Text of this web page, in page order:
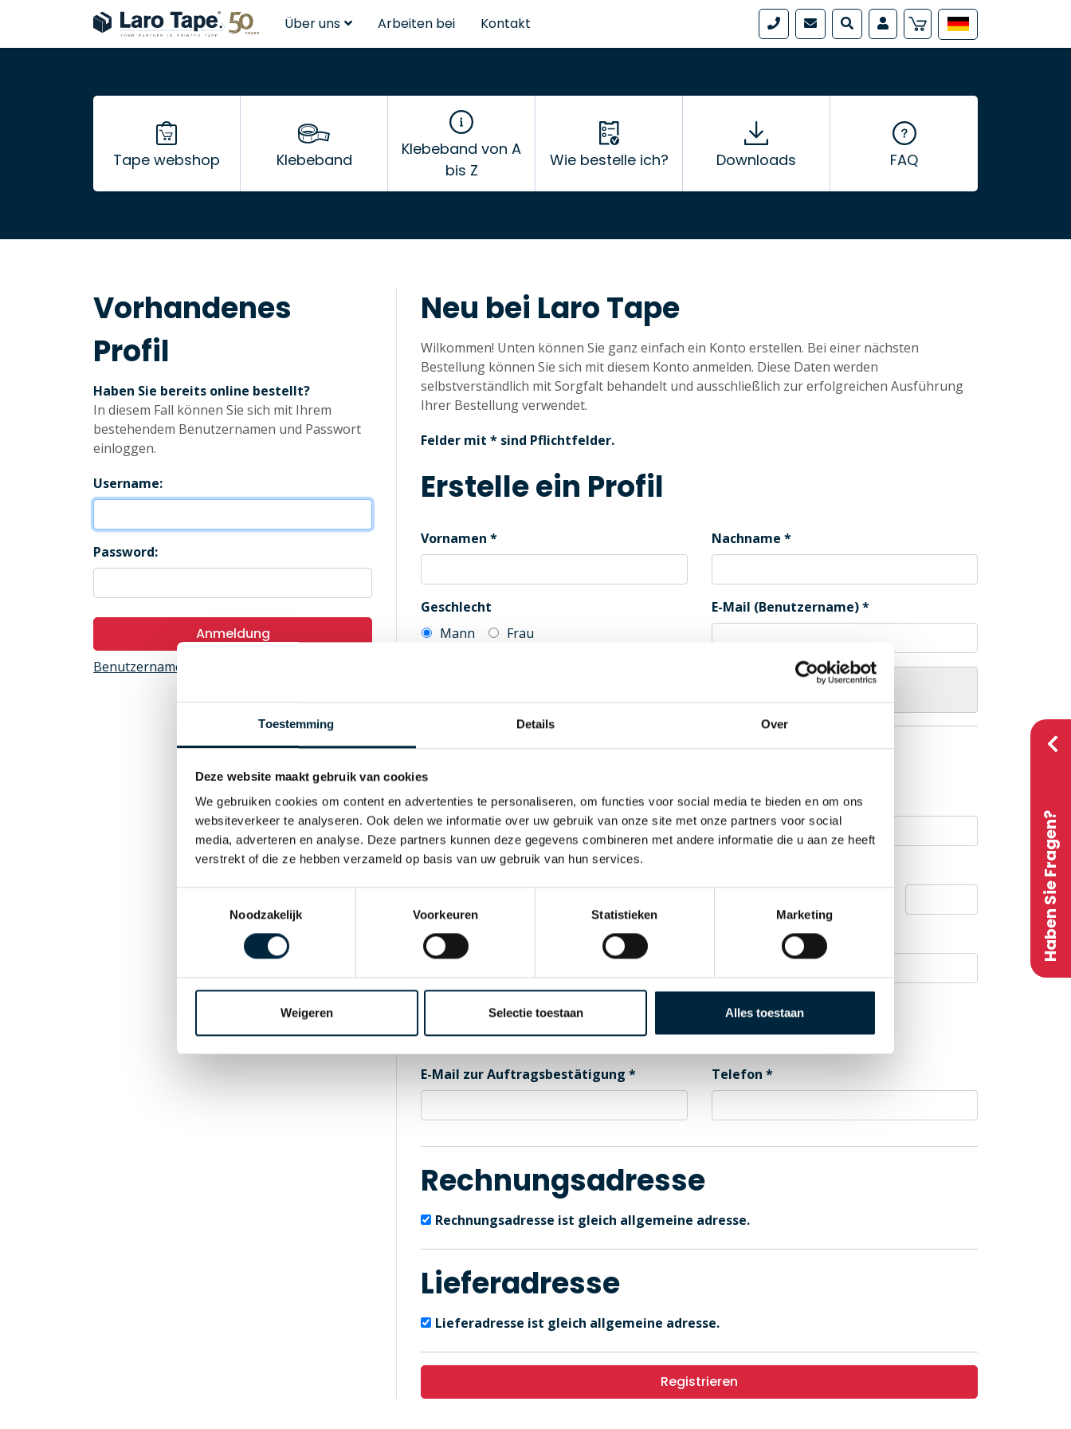
Toestemming Details Over
Deze website maakt gebruik van cookies
We gebruiken cookies om content en advertenties te personaliseren, om functies voor social media te bieden en om ons
websiteverkeer te analyseren. Ook delen we informatie over uw gebruik van onze site met onze partners voor social
media, adverteren en analyse. Deze partners kunnen deze gegevens combineren met andere informatie die u aan ze heeft
verstrekt of die ze hebben verzameld op basis van uw gebruik van hun services.
Noodzakelijk
Voorkeuren Statistieken Marketing
Weigeren Selectie toestaan Alles toestaan
Haben Sie Fragen?
Über uns Arbeiten bei Kontakt
Tape webshop Klebeband
Klebeband von A
bis Z
Wie bestelle ich? Downloads FAQ
Vorhandenes
Profil
Haben Sie bereits online bestellt?
In diesem Fall können Sie sich mit Ihrem
bestehendem Benutzernamen und Passwort
einloggen.
Username:
Password:
Anmeldung
Benutzername oder Passwort abrufen
Neu bei Laro Tape
Wilkommen! Unten können Sie ganz einfach ein Konto erstellen. Bei einer nächsten
Bestellung können Sie sich mit diesem Konto anmelden. Diese Daten werden
selbstverständlich mit Sorgfalt behandelt und ausschließlich zur erfolgreichen Ausführung
Ihrer Bestellung verwendet.
Felder mit * sind Pflichtfelder.
Erstelle ein Profil
Vornamen Nachname
Geschlecht
Mann
Frau
E-Mail (Benutzername)
Firmenanschrift
Name der Firma
Adresse
Postleitzahl
E-Mail zur Auftragsbestätigung Telefon
Rechnungsadresse
Rechnungsadresse ist gleich allgemeine adresse.
Lieferadresse
Lieferadresse ist gleich allgemeine adresse.
Registrieren